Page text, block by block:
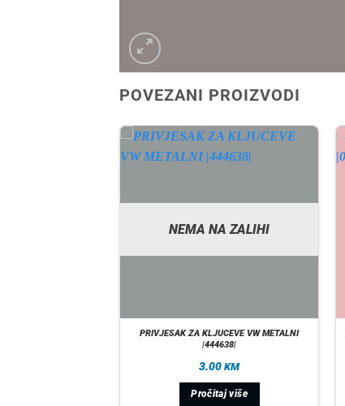
POVEZANI PROIZVODI
NEMA NA ZALIHI
PRIVJESAK ZA KLJUCEVE VW METALNI
|444638|
3.00 KM
Pročitaj više